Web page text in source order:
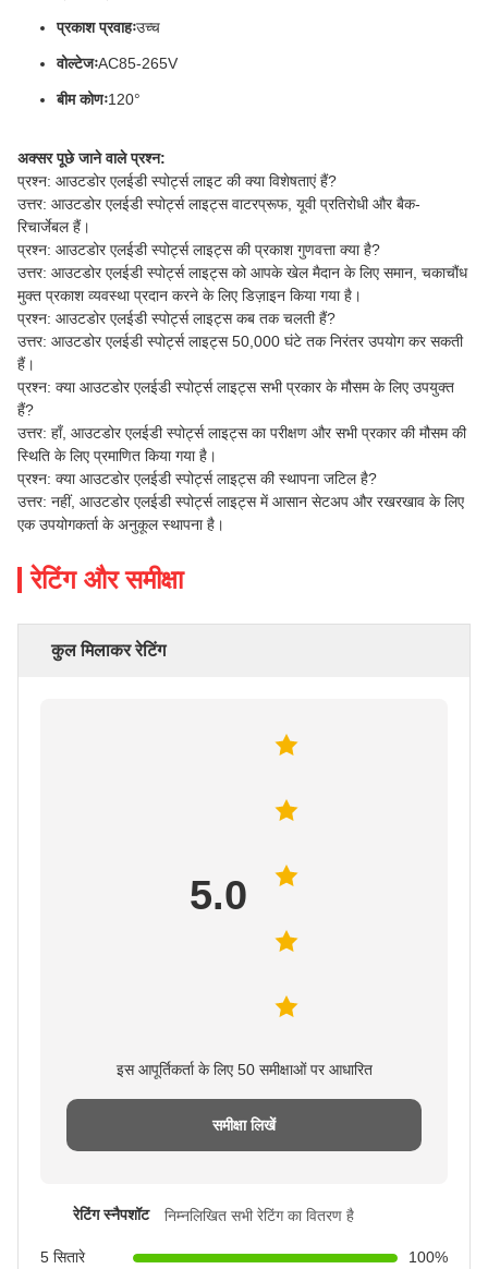
प्रकाश प्रवाहःउच्च
वोल्टेजःAC85-265V
बीम कोणः120°
अक्सर पूछे जाने वाले प्रश्न:
प्रश्न: आउटडोर एलईडी स्पोर्ट्स लाइट की क्या विशेषताएं हैं?
उत्तर: आउटडोर एलईडी स्पोर्ट्स लाइट्स वाटरप्रूफ, यूवी प्रतिरोधी और बैक-
रिचार्जेबल हैं।
प्रश्न: आउटडोर एलईडी स्पोर्ट्स लाइट्स की प्रकाश गुणवत्ता क्या है?
उत्तर: आउटडोर एलईडी स्पोर्ट्स लाइट्स को आपके खेल मैदान के लिए समान, चकाचौंध
मुक्त प्रकाश व्यवस्था प्रदान करने के लिए डिज़ाइन किया गया है।
प्रश्न: आउटडोर एलईडी स्पोर्ट्स लाइट्स कब तक चलती हैं?
उत्तर: आउटडोर एलईडी स्पोर्ट्स लाइट्स 50,000 घंटे तक निरंतर उपयोग कर सकती
हैं।
प्रश्न: क्या आउटडोर एलईडी स्पोर्ट्स लाइट्स सभी प्रकार के मौसम के लिए उपयुक्त
हैं?
उत्तर: हाँ, आउटडोर एलईडी स्पोर्ट्स लाइट्स का परीक्षण और सभी प्रकार की मौसम की
स्थिति के लिए प्रमाणित किया गया है।
प्रश्न: क्या आउटडोर एलईडी स्पोर्ट्स लाइट्स की स्थापना जटिल है?
उत्तर: नहीं, आउटडोर एलईडी स्पोर्ट्स लाइट्स में आसान सेटअप और रखरखाव के लिए
एक उपयोगकर्ता के अनुकूल स्थापना है।
रेटिंग और समीक्षा
कुल मिलाकर रेटिंग
5.0
इस आपूर्तिकर्ता के लिए 50 समीक्षाओं पर आधारित
समीक्षा लिखें
रेटिंग स्नैपशॉट निम्नलिखित सभी रेटिंग का वितरण है
5 सितारे
100%